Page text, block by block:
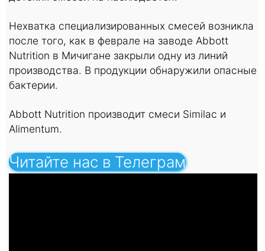
Нехватка специализированных смесей возникла
после того, как в феврале на заводе Abbott
Nutrition в Мичигане закрыли одну из линий
производства. В продукции обнаружили опасные
бактерии.
Abbott Nutrition производит смеси Similac и
Alimentum.
Читайте нас в Телеграм